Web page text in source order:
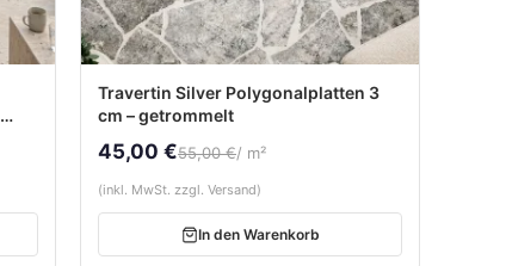
Travertin Silver Polygonalplatten 3
cm – getrommelt
45,00 €55,00 €/ m²
(inkl. MwSt. zzgl. Versand)
In den Warenkorb